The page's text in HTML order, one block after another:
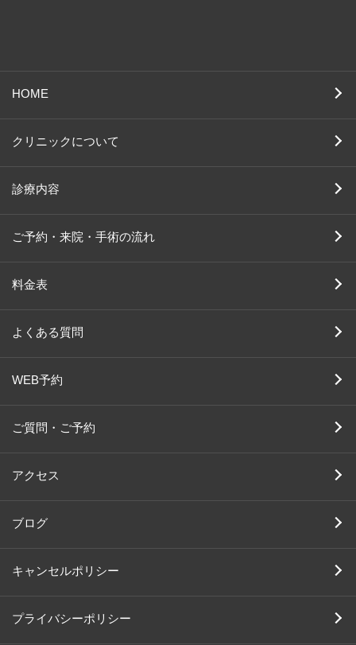
HOME
クリニックについて
診療内容
ご予約・来院・手術の流れ
料金表
よくある質問
WEB予約
ご質問・ご予約
アクセス
ブログ
キャンセルポリシー
プライバシーポリシー